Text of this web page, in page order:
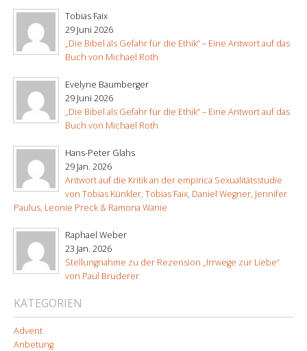
Tobias Faix
29 Juni 2026
„Die Bibel als Gefahr für die Ethik“ – Eine Antwort auf das
Buch von Michael Roth
Evelyne Baumberger
29 Juni 2026
„Die Bibel als Gefahr für die Ethik“ – Eine Antwort auf das
Buch von Michael Roth
Hans-Peter Glahs
29 Jan. 2026
Antwort auf die Kritik an der empirica Sexualitätsstudie
von Tobias Künkler, Tobias Faix, Daniel Wegner, Jennifer
Paulus, Leonie Preck & Ramona Wanie
Raphael Weber
23 Jan. 2026
Stellungnahme zu der Rezension „Irrwege zur Liebe“
von Paul Bruderer
KATEGORIEN
Advent
Anbetung